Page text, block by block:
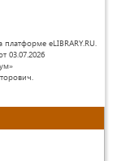
eLIBRARY.RU.
03.07.2026